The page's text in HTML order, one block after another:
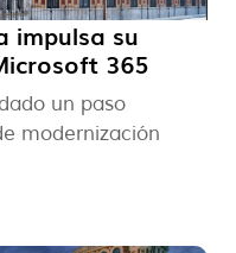
impulsa su
365
un paso
modernización